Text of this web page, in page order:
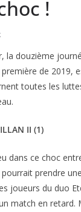
!
la douzième
de 2019,
toutes les
II (1)
dans ce choc
prendre
joueurs du duo
match en retard.